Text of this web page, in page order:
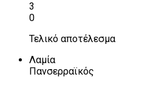
3
0
Τελικό αποτέλεσμα
Λαμία
Πανσερραϊκός